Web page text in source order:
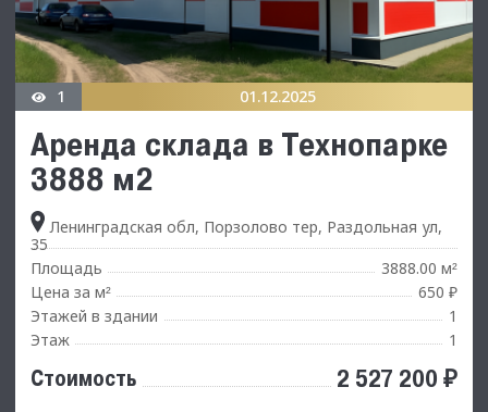
1 01.12.2025
Аренда склада в Технопарке
3888 м2
Ленинградская обл, Порзолово тер, Раздольная ул,
35
Площадь
3888.00 м²
Цена за м²
650 ₽
Этажей в здании
1
Этаж
1
Стоимость 2 527 200 ₽